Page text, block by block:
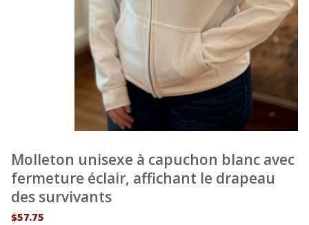
Molleton unisexe à capuchon blanc avec
fermeture éclair, affichant le drapeau
des survivants
$57.75